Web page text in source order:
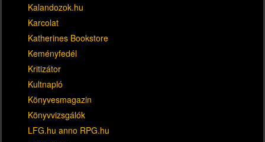
Kalandozok.hu
Karcolat
Katherines Bookstore
Keményfedél
Kritizátor
Kultnapló
Könyvesmagazin
Könyvvizsgálók
LFG.hu anno RPG.hu